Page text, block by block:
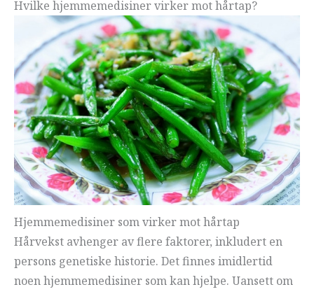
Hvilke hjemmemedisiner virker mot hårtap?
Hjemmemedisiner som virker mot hårtap
Hårvekst avhenger av flere faktorer, inkludert en
persons genetiske historie. Det finnes imidlertid
noen hjemmemedisiner som kan hjelpe. Uansett om